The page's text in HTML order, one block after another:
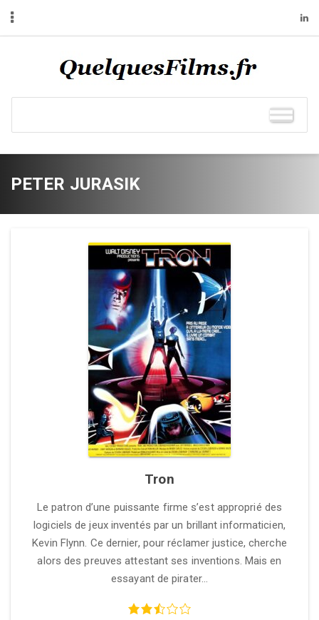
PETER JURASIK
Tron
Le patron d’une puissante firme s’est approprié des
logiciels de jeux inventés par un brillant informaticien,
Kevin Flynn. Ce dernier, pour réclamer justice, cherche
alors des preuves attestant ses inventions. Mais en
essayant de pirater…